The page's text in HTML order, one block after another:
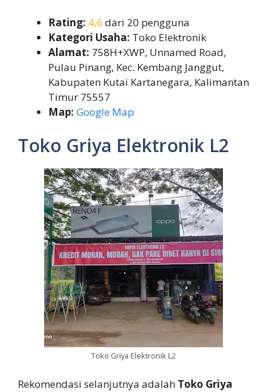
Rating: 4,6 dari 20 pengguna
Kategori Usaha: Toko Elektronik
Alamat: 758H+XWP, Unnamed Road,
Pulau Pinang, Kec. Kembang Janggut,
Kabupaten Kutai Kartanegara, Kalimantan
Timur 75557
Map: Google Map
Toko Griya Elektronik L2
Toko Griya Elektronik L2
Rekomendasi selanjutnya adalah Toko Griya